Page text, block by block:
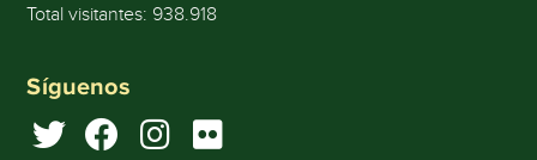
Total visitantes: 938.918
Síguenos